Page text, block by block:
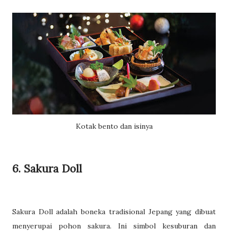
Kotak bento dan isinya
6. Sakura Doll
Sakura Doll adalah boneka tradisional Jepang yang dibuat
menyerupai pohon sakura. Ini simbol kesuburan dan